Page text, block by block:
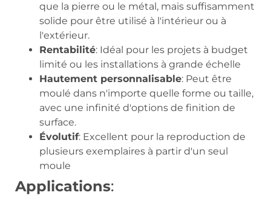
que la pierre ou le métal, mais suffisamment
solide pour être utilisé à l'intérieur ou à
l'extérieur.
Rentabilité: Idéal pour les projets à budget
limité ou les installations à grande échelle
Hautement personnalisable: Peut être
moulé dans n'importe quelle forme ou taille,
avec une infinité d'options de finition de
surface.
Évolutif: Excellent pour la reproduction de
plusieurs exemplaires à partir d'un seul
moule
Applications: